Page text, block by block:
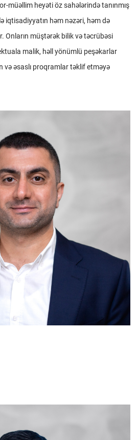
müəllim heyəti öz sahələrində tanınmış
iqtisadiyyatın həm nəzəri, həm də
Onların müştərək bilik və təcrübəsi
malik, həll yönümlü peşəkarlar
və əsaslı proqramlar təklif etməyə